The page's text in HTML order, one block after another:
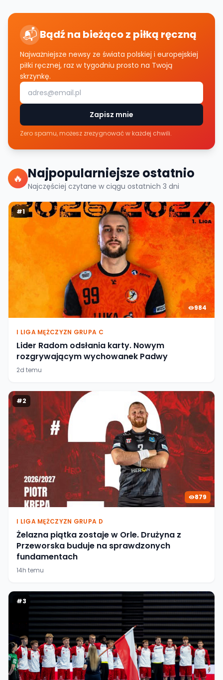
📬 Bądź na bieżąco z piłką ręczną
Najważniejsze newsy ze świata polskiej i europejskiej
piłki ręcznej, raz w tygodniu prosto na Twoją
skrzynkę.
Zapisz mnie
Zero spamu, możesz zrezygnować w każdej chwili.
🔥 Najpopularniejsze ostatnio
Najczęściej czytane w ciągu ostatnich 3 dni
#1
984
I LIGA MĘŻCZYZN GRUPA C
Lider Radom odsłania karty. Nowym
rozgrywającym wychowanek Padwy
2d temu
#2
879
I LIGA MĘŻCZYZN GRUPA D
Żelazna piątka zostaje w Orle. Drużyna z
Przeworska buduje na sprawdzonych
fundamentach
14h temu
#3